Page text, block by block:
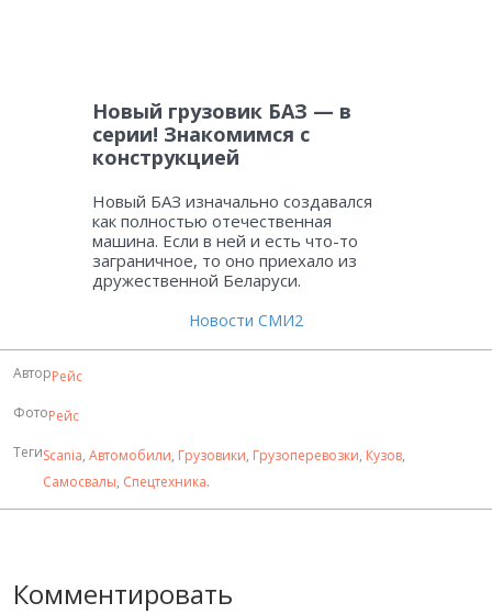
Новый грузовик БАЗ — в
серии! Знакомимся с
конструкцией
Новый БАЗ изначально создавался
как полностью отечественная
машина. Если в ней и есть что-то
заграничное, то оно приехало из
дружественной Беларуси.
Новости СМИ2
АвторРейс
ФотоРейс
ТегиScania, Автомобили, Грузовики, Грузоперевозки, Кузов,
Самосвалы, Спецтехника.
Комментировать